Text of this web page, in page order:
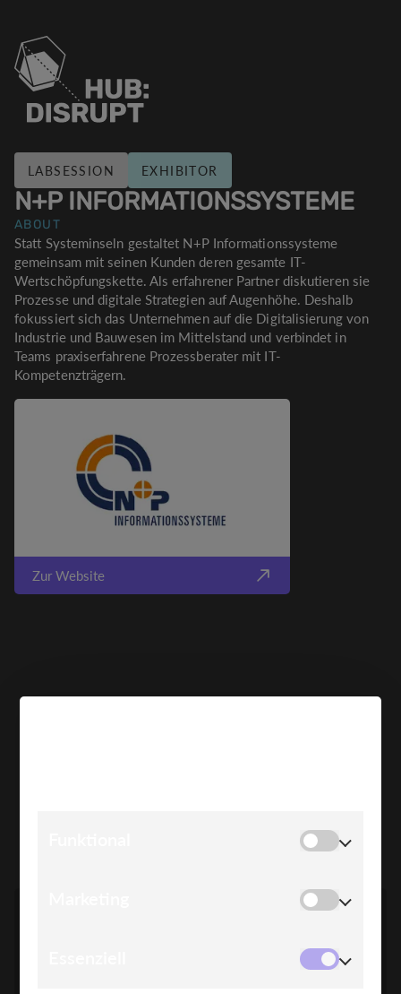
LABSESSION EXHIBITOR
N+P INFORMATIONSSYSTEME
ABOUT
Statt Systeminseln gestaltet N+P Informationssysteme
gemeinsam mit seinen Kunden deren gesamte IT-
Wertschöpfungskette. Als erfahrener Partner diskutieren sie
Prozesse und digitale Strategien auf Augenhöhe. Deshalb
fokussiert sich das Unternehmen auf die Digitalisierung von
Industrie und Bauwesen im Mittelstand und verbindet in
Teams praxiserfahrene Prozessberater mit IT-
Kompetenzträgern.
Zur Website